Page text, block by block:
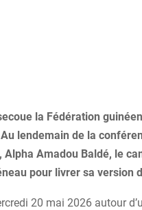
la Fédération
lendemain de la
Alpha Amadou Baldé, le
pour livrer sa version
20 mai 2026 autour